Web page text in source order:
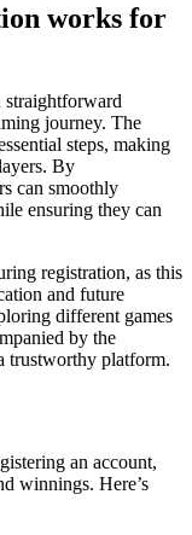
works for
straightforward
journey. The
steps, making
By
can smoothly
ensuring they can
registration, as this
and future
different games
by the
trustworthy platform.
an account,
winnings. Here’s